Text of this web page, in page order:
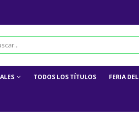
TODOS LOS TÍTULOS FERIA